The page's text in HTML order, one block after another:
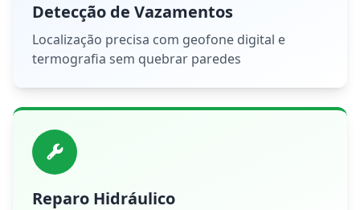
Detecção de Vazamentos
Localização precisa com geofone digital e
termografia sem quebrar paredes
Reparo Hidráulico